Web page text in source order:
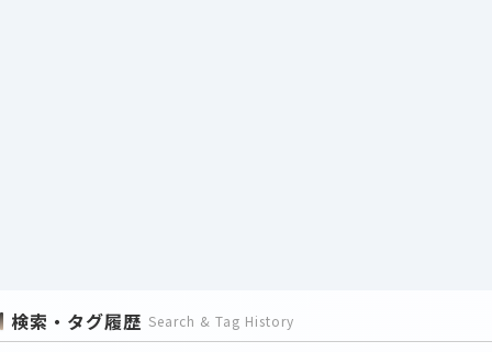
検索・タグ履歴 Search & Tag History